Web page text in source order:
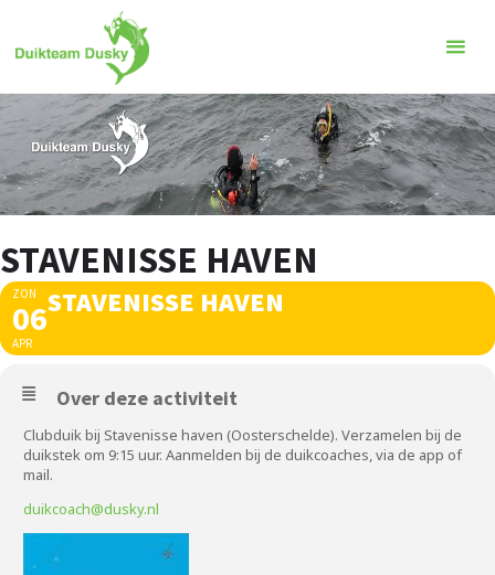
de
STAVENISSE HAVEN
ZON
06
APR
STAVENISSE HAVEN
Over deze activiteit
Clubduik bij Stavenisse haven (Oosterschelde). Verzamelen bij de
duikstek om 9:15 uur. Aanmelden bij de duikcoaches, via de app of
mail.
duikcoach@dusky.nl